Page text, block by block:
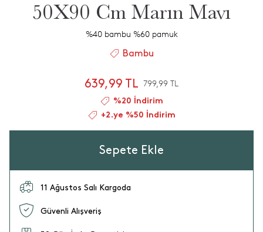
50X90 Cm Marın Mavı
%40 bambu %60 pamuk
Bambu
639,99 TL 799,99 TL
%20 İndirim
+2.ye %50 İndirim
Sepete Ekle
11 Ağustos Salı Kargoda
Güvenli Alışveriş